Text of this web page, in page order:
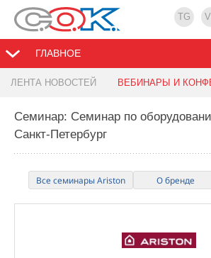
TG
ГЛАВНОЕ
ЛЕНТА НОВОСТЕЙ ВЕБИНАРЫ И
Семинар: Семинар по
Санкт-Петербург
Все семинары Ariston О бренде